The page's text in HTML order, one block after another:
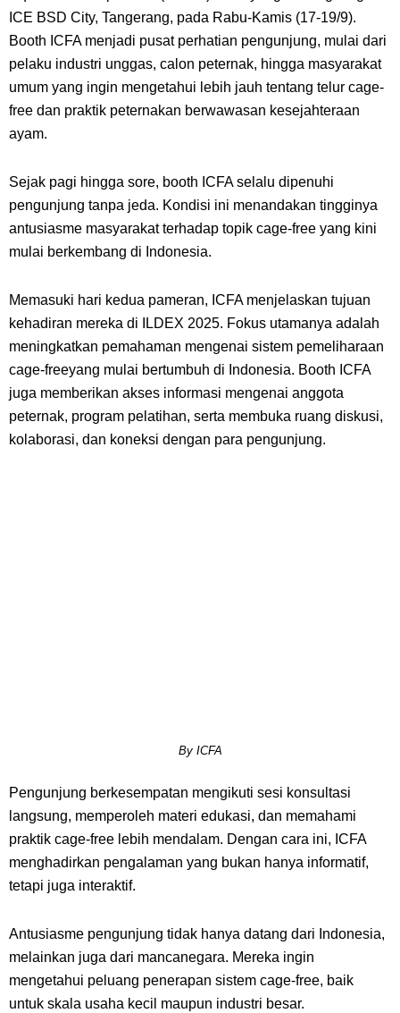
ICE BSD City, Tangerang, pada Rabu-Kamis (17-19/9).
Booth ICFA menjadi pusat perhatian pengunjung, mulai dari
pelaku industri unggas, calon peternak, hingga masyarakat
umum yang ingin mengetahui lebih jauh tentang telur cage-
free dan praktik peternakan berwawasan kesejahteraan
ayam.
Sejak pagi hingga sore, booth ICFA selalu dipenuhi
pengunjung tanpa jeda. Kondisi ini menandakan tingginya
antusiasme masyarakat terhadap topik cage-free yang kini
mulai berkembang di Indonesia.
Memasuki hari kedua pameran, ICFA menjelaskan tujuan
kehadiran mereka di ILDEX 2025. Fokus utamanya adalah
meningkatkan pemahaman mengenai sistem pemeliharaan
cage-freeyang mulai bertumbuh di Indonesia. Booth ICFA
juga memberikan akses informasi mengenai anggota
peternak, program pelatihan, serta membuka ruang diskusi,
kolaborasi, dan koneksi dengan para pengunjung.
By ICFA
Pengunjung berkesempatan mengikuti sesi konsultasi
langsung, memperoleh materi edukasi, dan memahami
praktik cage-free lebih mendalam. Dengan cara ini, ICFA
menghadirkan pengalaman yang bukan hanya informatif,
tetapi juga interaktif.
Antusiasme pengunjung tidak hanya datang dari Indonesia,
melainkan juga dari mancanegara. Mereka ingin
mengetahui peluang penerapan sistem cage-free, baik
untuk skala usaha kecil maupun industri besar.